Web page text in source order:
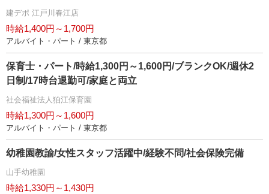
建デポ 江戸川春江店
時給1,400円～1,700円
アルバイト・パート / 東京都
保育士・パート/時給1,300円～1,600円/ブランクOK/週休2
日制/17時台退勤可/家庭と両立
社会福祉法人狛江保育園
時給1,300円～1,600円
アルバイト・パート / 東京都
幼稚園教諭/女性スタッフ活躍中/経験不問/社会保険完備
山手幼稚園
時給1,330円～1,430円